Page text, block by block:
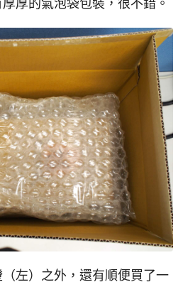
厚的氣泡袋包裝，很不錯。
左）之外，還有順便買了一